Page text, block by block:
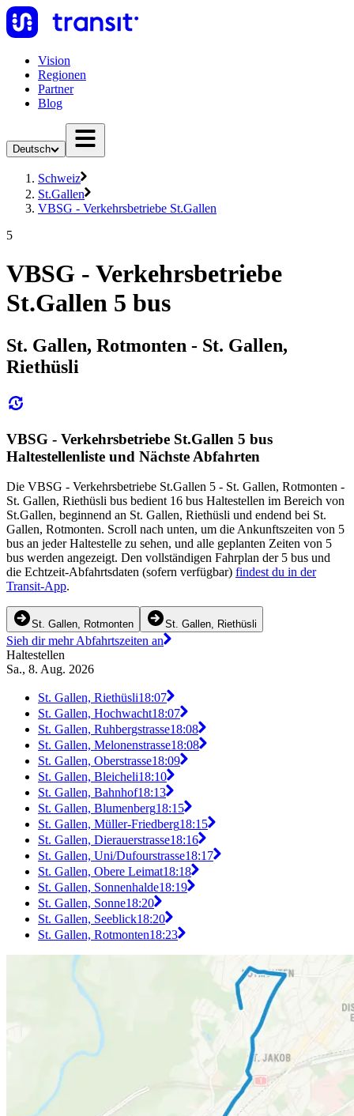
Vision
Regionen
Partner
Blog
Deutsch
Schweiz
St.Gallen
VBSG - Verkehrsbetriebe St.Gallen
5
VBSG - Verkehrsbetriebe
St.Gallen 5 bus
St. Gallen, Rotmonten - St. Gallen,
Riethüsli
VBSG - Verkehrsbetriebe St.Gallen 5 bus
Haltestellenliste und Nächste Abfahrten
Die VBSG - Verkehrsbetriebe St.Gallen 5 - St. Gallen, Rotmonten -
St. Gallen, Riethüsli bus bedient 16 bus Haltestellen im Bereich von
St.Gallen, beginnend an St. Gallen, Riethüsli und endend bei St.
Gallen, Rotmonten. Scroll nach unten, um die Ankunftszeiten von 5
bus an jeder Haltestelle zu sehen, und alle geplanten Zeiten von 5
bus werden angezeigt. Den vollständigen Fahrplan der 5 bus und
die Echtzeit-Abfahrtsdaten (sofern verfügbar) findest du in der
Transit-App.
St. Gallen, Rotmonten St. Gallen, Riethüsli
Sieh dir mehr Abfahrtszeiten an
Haltestellen
Sa., 8. Aug. 2026
St. Gallen, Riethüsli18:07
St. Gallen, Hochwacht18:07
St. Gallen, Ruhbergstrasse18:08
St. Gallen, Melonenstrasse18:08
St. Gallen, Oberstrasse18:09
St. Gallen, Bleicheli18:10
St. Gallen, Bahnhof18:13
St. Gallen, Blumenberg18:15
St. Gallen, Müller-Friedberg18:15
St. Gallen, Dierauerstrasse18:16
St. Gallen, Uni/Dufourstrasse18:17
St. Gallen, Obere Leimat18:18
St. Gallen, Sonnenhalde18:19
St. Gallen, Sonne18:20
St. Gallen, Seeblick18:20
St. Gallen, Rotmonten18:23